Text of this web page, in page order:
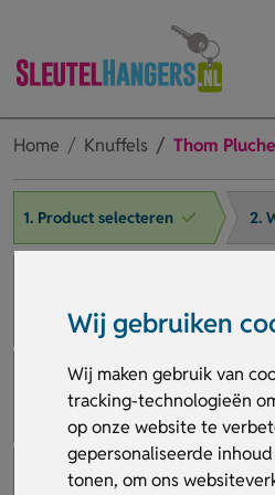
Wij gebruiken
Wij maken gebruik van
tracking-technologieën
op onze website te
gepersonaliseerde
tonen, om ons
Home Knuffels Thom
1. Product selecteren